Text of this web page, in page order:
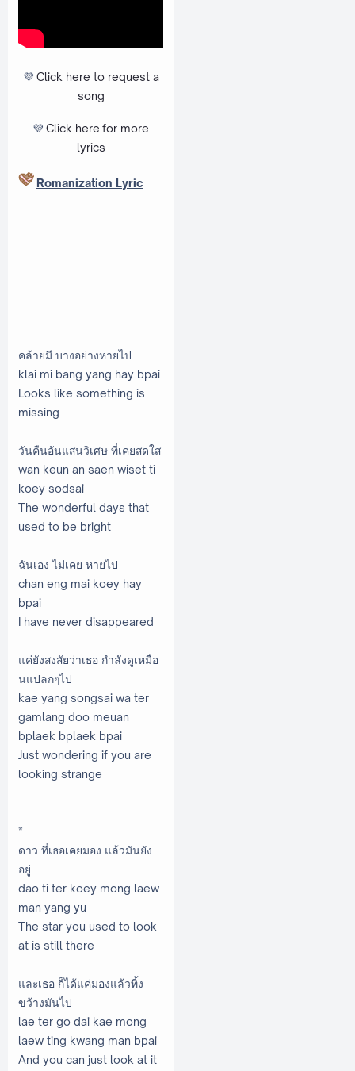
💜 Click here to request a
song
💜 Click here for more
lyrics
Romanization Lyric
คล้ายมี บางอย่างหายไป
klai mi bang yang hay bpai
Looks like something is
missing
วันคืนอันแสนวิเศษ ที่เคยสดใส
wan keun an saen wiset ti
koey sodsai
The wonderful days that
used to be bright
ฉันเอง ไม่เคย หายไป
chan eng mai koey hay
bpai
I have never disappeared
แค่ยังสงสัยว่าเธอ กำลังดูเหมือ
นแปลกๆไป
kae yang songsai wa ter
gamlang doo meuan
bplaek bplaek bpai
Just wondering if you are
looking strange
*
ดาว ที่เธอเคยมอง แล้วมันยัง
อยู่
dao ti ter koey mong laew
man yang yu
The star you used to look
at is still there
และเธอ ก็ได้แค่มองแล้วทิ้ง
ขว้างมันไป
lae ter go dai kae mong
laew ting kwang man bpai
And you can just look at it